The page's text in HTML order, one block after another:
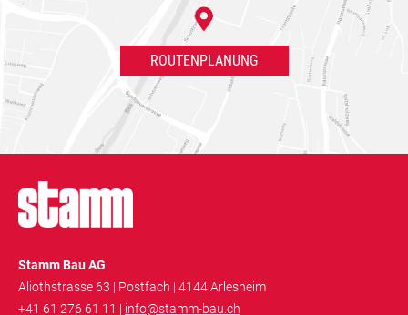
Stamm Bau AG
Aliothstrasse 63 | Postfach | 4144 Arlesheim
+41 61 276 61 11 | info@stamm-bau.ch
ROUTENPLANUNG